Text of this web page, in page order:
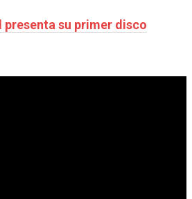
su primer disco